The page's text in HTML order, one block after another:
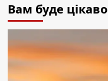
Вам буде цікаво